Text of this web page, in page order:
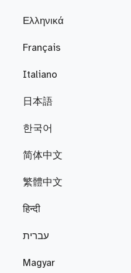
Ελληνικά
Français
Italiano
日本語
한국어
简体中文
繁體中文
हिन्दी
עברית
Magyar